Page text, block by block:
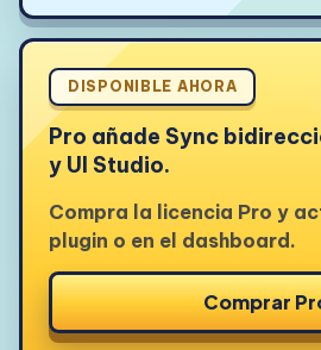
DISPONIBLE AHORA
Pro añade Sync
y UI Studio.
Compra la licencia Pro y
plugin o en el dashboard.
Comprar